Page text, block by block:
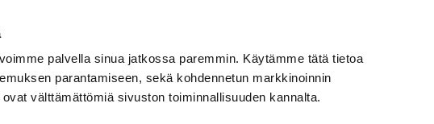
palvella sinua jatkossa paremmin. Käytämme tätä tietoa
parantamiseen, sekä kohdennetun markkinoinnin
välttämättömiä sivuston toiminnallisuuden kannalta.